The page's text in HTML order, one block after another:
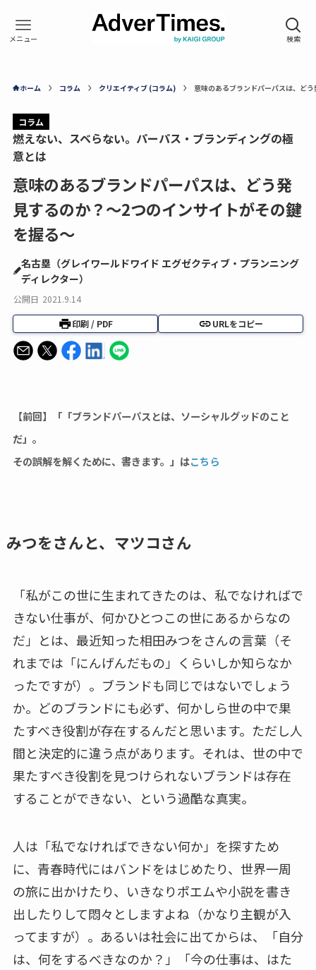
ホーム コラム クリエイティブ (コラム) 意味のあるブランドパーパスは、ど
コラム
燃えない、スベらない。パーパス・ブランディングの極
意とは
意味のあるブランドパーパスは、どう発
見するのか？～2つのインサイトがその鍵
を握る～
名古塁（グレイワールドワイド エグゼクティブ・プランニング
ディレクター）
公開日 2021.9.14
印刷 / PDF URLをコピー
【前回】「「ブランドパーパスとは、ソーシャルグッドのこと
だ」。
その誤解を解くために、書きます。」はこちら
みつをさんと、マツコさん
「私がこの世に生まれてきたのは、私でなければで
きない仕事が、何かひとつこの世にあるからなの
だ」とは、最近知った相田みつをさんの言葉（そ
れまでは「にんげんだもの」くらいしか知らなか
ったですが）。ブランドも同じではないでしょう
か。どのブランドにも必ず、何かしら世の中で果
たすべき役割が存在するんだと思います。ただし人
間と決定的に違う点があります。それは、世の中で
果たすべき役割を見つけられないブランドは存在
することができない、という過酷な真実。
人は「私でなければできない何か」を探すため
に、青春時代にはバンドをはじめたり、世界一周
の旅に出かけたり、いきなりポエムや小説を書き
出したりして悶々としますよね（かなり主観が入
ってますが）。あるいは社会に出てからは、「自分
は、何をするべきなのか？」「今の仕事は、はた